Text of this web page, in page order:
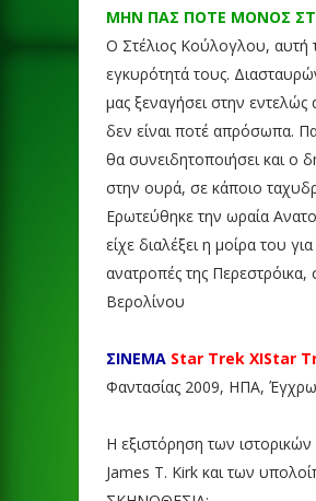
ΜΗΝ ΠΑΣ ΠΟΤΕ ΜΟΝΟΣ
Ο Στέλιος Κούλογλου, αυτή
εγκυρότητά τους.
μας ξεναγήσει στην
δεν είναι ποτέ απρόσωπα.
θα συνειδητοποιήσει και ο
στην ουρά, σε κάποιο
Ερωτεύθηκε την ωραία
είχε διαλέξει η μοίρα του
ανατροπές της
Βερολίνου
ΣΙΝΕΜΑ Star Trek XIStar
Φαντασίας 2009, ΗΠΑ,
Η εξιστόρηση των
James T. Kirk και των